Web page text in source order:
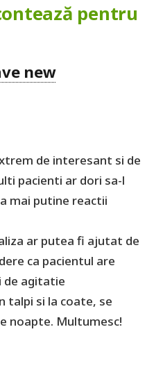
pentru
new
de interesant si de
pacienti ar dori sa-l
mai putine reactii
ar putea fi ajutat de
ca pacientul are
de agitatie
talpi si la coate, se
noapte. Multumesc!